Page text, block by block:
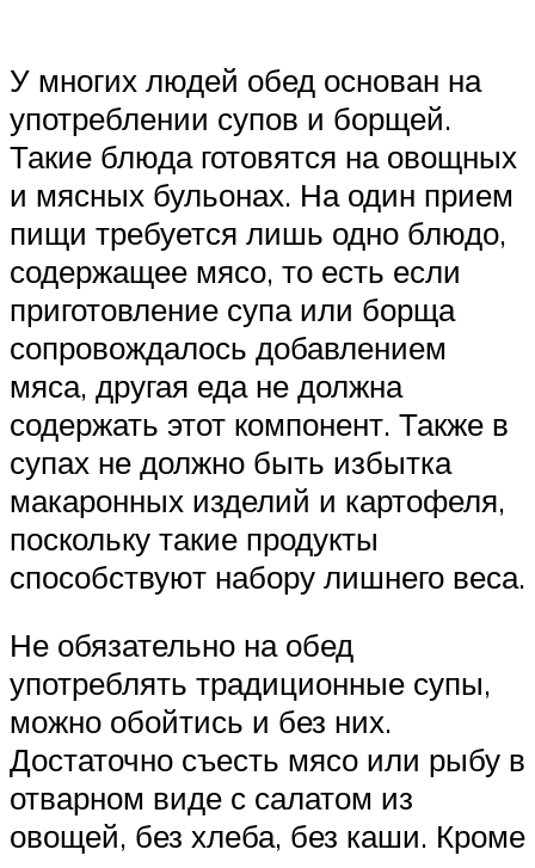
У многих людей обед основан на
употреблении супов и борщей.
Такие блюда готовятся на овощных
и мясных бульонах. На один прием
пищи требуется лишь одно блюдо,
содержащее мясо, то есть если
приготовление супа или борща
сопровождалось добавлением
мяса, другая еда не должна
содержать этот компонент. Также в
супах не должно быть избытка
макаронных изделий и картофеля,
поскольку такие продукты
способствуют набору лишнего веса.
Не обязательно на обед
употреблять традиционные супы,
можно обойтись и без них.
Достаточно съесть мясо или рыбу в
отварном виде с салатом из
овощей, без хлеба, без каши. Кроме